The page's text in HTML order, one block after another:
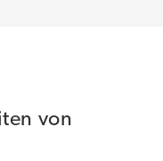
von